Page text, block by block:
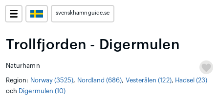
svenskhamnguide.se
Trollfjorden - Digermulen
Naturhamn
Region: Norway (3525), Nordland (686), Vesterålen (122), Hadsel (23)
och Digermulen (10)